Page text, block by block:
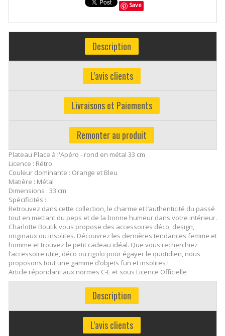
Save
Description
L'avis clients
Livraisons et Paiements
Remonter au produit
Plateau Place à l'Apéro - rond en métal 33 cm
Licence : Rétro
Couleur dominante : Orange et Bleu
Matière : Métal
Dimensions : 33 cm
Spécificités :
Retrouvez dans cette collection, le charme et l’authenticité du passé
tout en mettant du peps et de la bonne humeur dans votre intérieur.
Charlotte Boutik vous propose des accessoires déco, design,
originaux ou insolites. Découvrez les dernières tendances femme et
homme et trouvez le petit cadeau idéal. Que vous recherchiez
l’accessoire utile, déco ou rigolo pour égayer le quotidien, nous
proposons tout une gamme d’objets fun et insolites !
Article répondant aux normes C-E et sous Licence Officielle
Description
L'avis clients